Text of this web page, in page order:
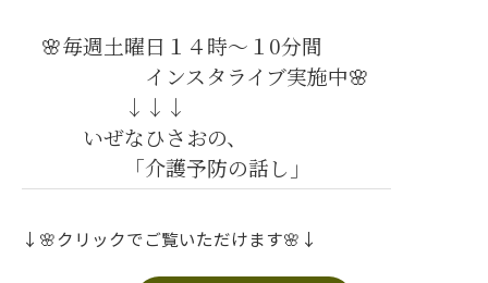
🌸毎週土曜日１４時～１0分間
インスタライブ実施中🌸
↓↓↓
いぜなひさおの、
「介護予防の話し」
↓🌸クリックでご覧いただけます🌸↓